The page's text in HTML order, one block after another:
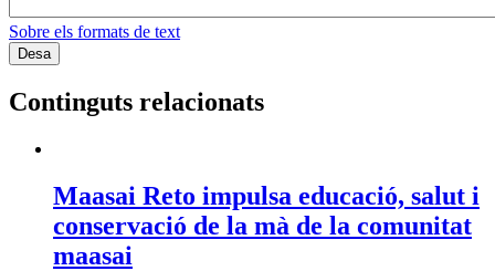
Sobre els formats de text
Continguts relacionats
Maasai Reto impulsa educació, salut i
conservació de la mà de la comunitat
maasai